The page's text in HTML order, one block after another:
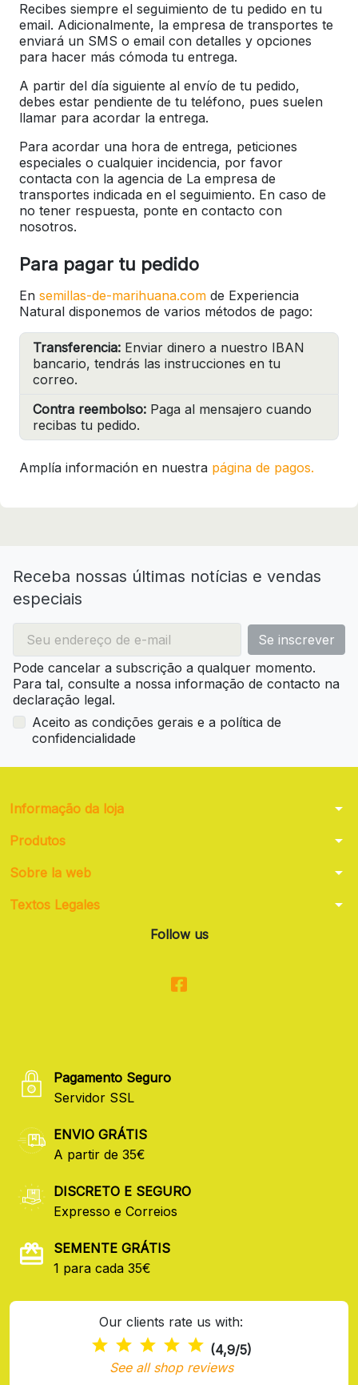
Recibes siempre el seguimiento de tu pedido en tu
email. Adicionalmente, la empresa de transportes te
enviará un SMS o email con detalles y opciones
para hacer más cómoda tu entrega.
A partir del día siguiente al envío de tu pedido,
debes estar pendiente de tu teléfono, pues suelen
llamar para acordar la entrega.
Para acordar una hora de entrega, peticiones
especiales o cualquier incidencia, por favor
contacta con la agencia de La empresa de
transportes indicada en el seguimiento. En caso de
no tener respuesta, ponte en contacto con
nosotros.
Para pagar tu pedido
En semillas-de-marihuana.com de Experiencia
Natural disponemos de varios métodos de pago:
Transferencia: Enviar dinero a nuestro IBAN
bancario, tendrás las instrucciones en tu
correo.
Contra reembolso: Paga al mensajero cuando
recibas tu pedido.
Amplía información en nuestra página de pagos.
Receba nossas últimas notícias e vendas
especiais
Pode cancelar a subscrição a qualquer momento.
Para tal, consulte a nossa informação de contacto na
declaração legal.
Aceito as condições gerais e a política de
confidencialidade
Informação da loja arrow_drop_down
Produtos arrow_drop_down
Sobre la web arrow_drop_down
Textos Legales arrow_drop_down
Follow us
Pagamento Seguro
Servidor SSL
ENVIO GRÁTIS
A partir de 35€
DISCRETO E SEGURO
Expresso e Correios
SEMENTE GRÁTIS
1 para cada 35€
Our clients rate us with:
(4,9/5)
See all shop reviews